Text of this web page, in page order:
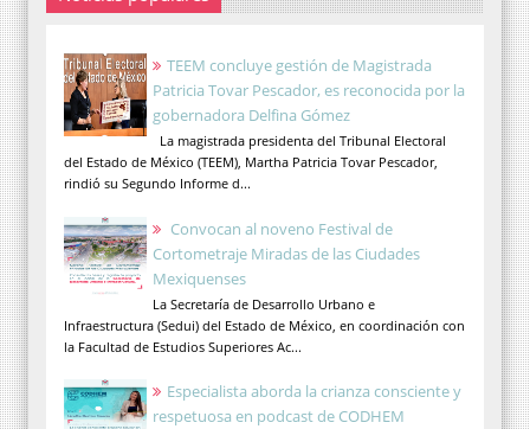
TEEM concluye gestión de Magistrada
Patricia Tovar Pescador, es reconocida por la
gobernadora Delfina Gómez
La magistrada presidenta del Tribunal Electoral
del Estado de México (TEEM), Martha Patricia Tovar Pescador,
rindió su Segundo Informe d...
Convocan al noveno Festival de
Cortometraje Miradas de las Ciudades
Mexiquenses
La Secretaría de Desarrollo Urbano e
Infraestructura (Sedui) del Estado de México, en coordinación con
la Facultad de Estudios Superiores Ac...
Especialista aborda la crianza consciente y
respetuosa en podcast de CODHEM